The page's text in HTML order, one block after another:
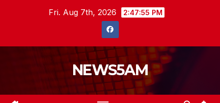
Fri. Aug 7th, 2026 2:47:56 PM
NEWS5AM